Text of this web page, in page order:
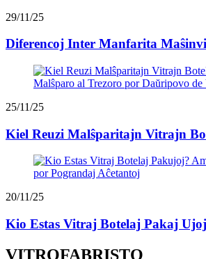
29/11/25
Diferencoj Inter Manfarita
25/11/25
Kiel Reuzi Malŝparitajn Vitrajn
20/11/25
Kio Estas Vitraj Botelaj Pakaj
VITROFABRISTO